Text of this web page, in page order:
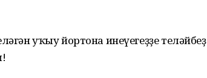
уҡыу йортона инеүегеҙҙе теләйбеҙ